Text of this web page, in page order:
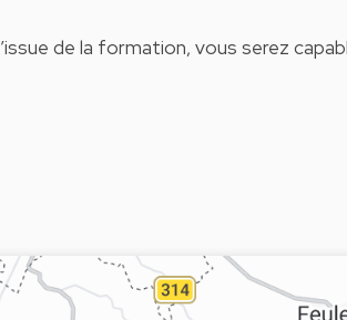
de la formation, vous serez